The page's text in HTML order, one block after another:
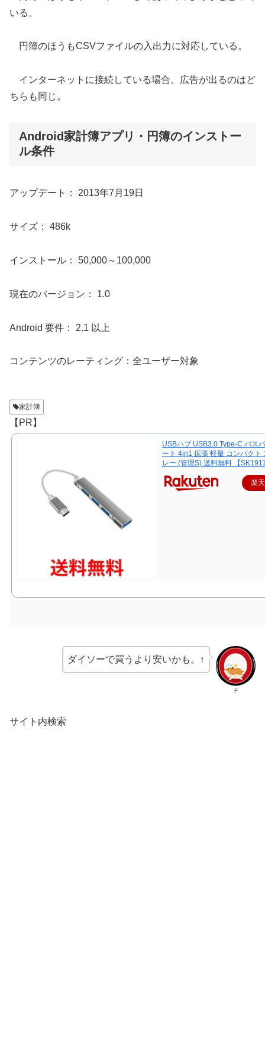
いる。
円簿のほうもCSVファイルの入出力に対応している。
インターネットに接続している場合、広告が出るのはど
ちらも同じ。
Android家計簿アプリ・円簿のインストー
ル条件
アップデート： 2013年7月19日
サイズ： 486k
インストール： 50,000～100,000
現在のバージョン： 1.0
Android 要件： 2.1 以上
コンテンツのレーティング：全ユーザー対象
家計簿
【PR】
USBハブ USB3.0 Type-C バス
ート 4in1 拡張 軽量 コンパクト
レー (管理S) 送料無料 【
楽
F
ダイソーで買うより安いかも。↑
サイト内検索